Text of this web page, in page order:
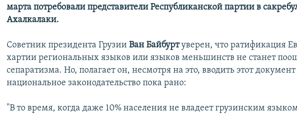
марта потребовали представители Республиканской партии в
Ахалкалаки.
Советник президента ГрузииВан Байбуртуверен, что ратификация
хартии региональных языков или языков меньшинств не станет
сепаратизма. Но, полагает он, несмотря на это, вводить этот документ
национальное законодательство пока рано:
"В то время, когда даже 10% населения не владеет грузинским